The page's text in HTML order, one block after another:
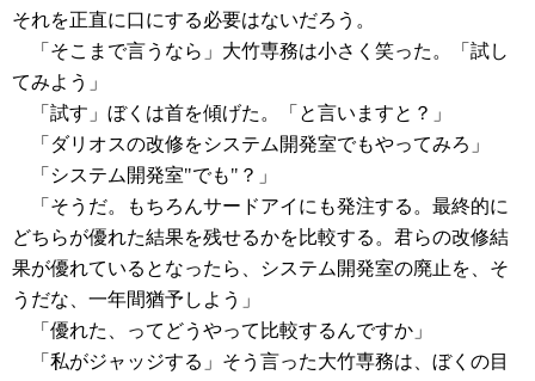
それを正直に口にする必要はないだろう。
「そこまで言うなら」大竹専務は小さく笑った。「試し
てみよう」
「試す」ぼくは首を傾げた。「と言いますと？」
「ダリオスの改修をシステム開発室でもやってみろ」
「システム開発室"でも"？」
「そうだ。もちろんサードアイにも発注する。最終的に
どちらが優れた結果を残せるかを比較する。君らの改修結
果が優れているとなったら、システム開発室の廃止を、そ
うだな、一年間猶予しよう」
「優れた、ってどうやって比較するんですか」
「私がジャッジする」そう言った大竹専務は、ぼくの目